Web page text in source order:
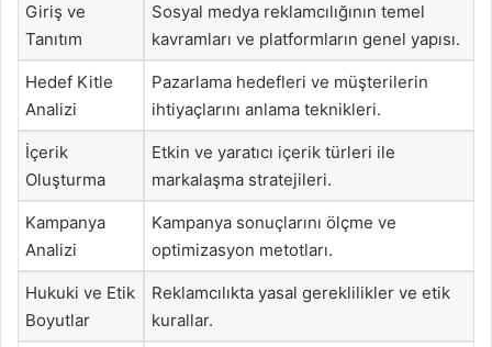
Giriş ve
Tanıtım
Sosyal medya reklamcılığının temel
kavramları ve platformların genel yapısı.
Hedef Kitle
Analizi
Pazarlama hedefleri ve müşterilerin
ihtiyaçlarını anlama teknikleri.
İçerik
Oluşturma
Etkin ve yaratıcı içerik türleri ile
markalaşma stratejileri.
Kampanya
Analizi
Kampanya sonuçlarını ölçme ve
optimizasyon metotları.
Hukuki ve Etik
Boyutlar
Reklamcılıkta yasal gereklilikler ve etik
kurallar.